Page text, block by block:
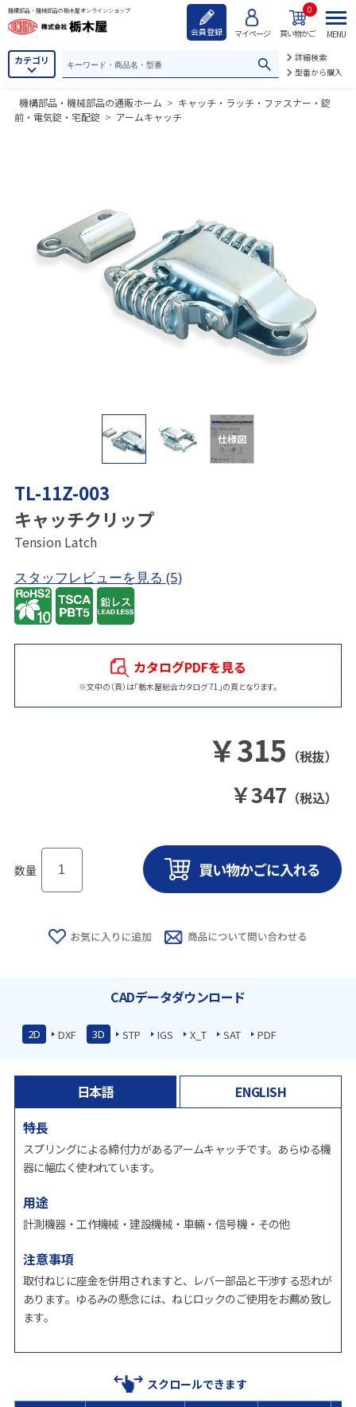
機構部品・機械部品の栃木屋オンラインショップ
会員登録 マイページ 買い物かご
0
カテゴリ
詳細検索
型番から購入
MENU
機構部品・機械部品の通販ホーム > キャッチ・ラッチ・ファスナー・錠
前・電気錠・宅配錠 > アームキャッチ
仕様図
TL-11Z-003
キャッチクリップ
Tension Latch
スタッフレビューを見る (5)
カタログPDFを見る
※文中の（頁）は「栃木屋総合カタログ 71」の頁となります。
￥315 （税抜）
￥347 （税込）
数量
CADデータダウンロード
2D DXF 3D STP IGS X_T SAT PDF
日本語
ENGLISH
特長
スプリングによる締付力があるアームキャッチです。あらゆる機
器に幅広く使われています。
用途
計測機器・工作機械・建設機械・車輛・信号機・その他
注意事項
取付ねじに座金を併用されますと、レバー部品と干渉する恐れが
あります。ゆるみの懸念には、ねじロックのご使用をお薦め致し
ます。
スクロールできます